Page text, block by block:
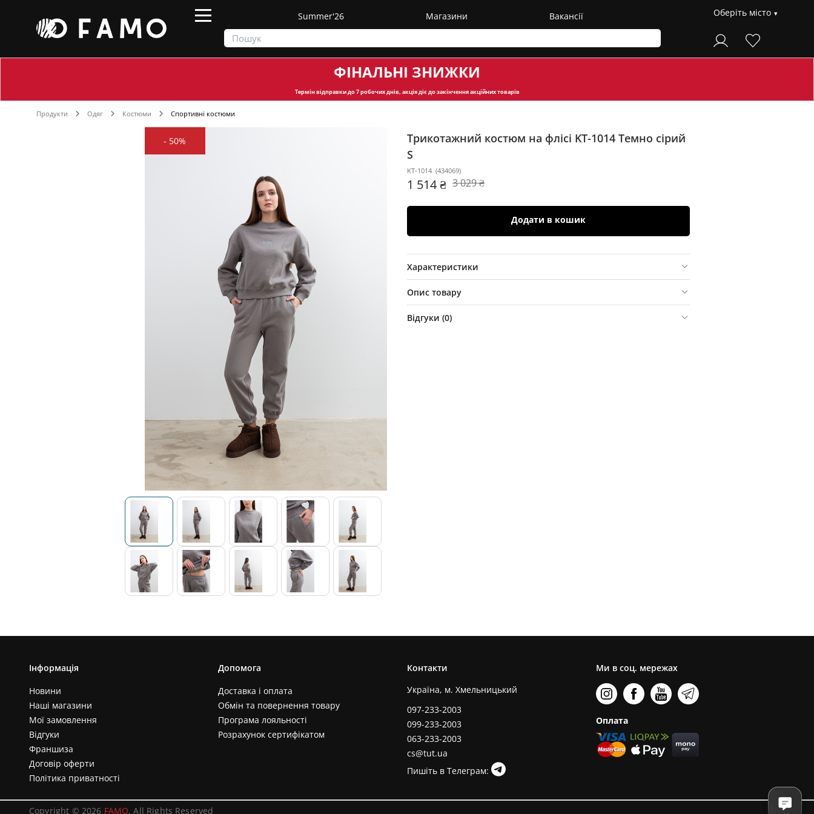
Summer'26 Магазини Вакансії Оберіть місто
ФІНАЛЬНІ ЗНИЖКИ
Термін відправкидо 7 робочих днів, акція діє до закінчення акційних товарів
Продукти Одяг Костюми Спортивні костюми
- 50% Трикотажний костюм на флісі KT-1014 Темно сірий
S
KT-1014 (434069)
1 514 ₴ 3 029 ₴
Додати в кошик
Характеристики
Опис товару
Відгуки (0)
Інформація
Новини
Наші магазини
Мої замовлення
Відгуки
Франшиза
Договір оферти
Політика приватності
Допомога
Доставка і оплата
Обмін та повернення товару
Програма лояльності
Розрахунок сертифікатом
Контакти
Україна, м. Хмельницький
097-233-2003
099-233-2003
063-233-2003
cs@tut.ua
Пишіть в Телеграм:
Ми в соц. мережах
Оплата
Copyright © 2026 FAMO. All Rights Reserved